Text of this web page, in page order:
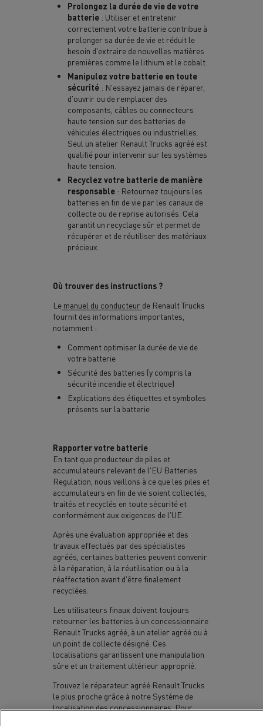
Prolongez la durée de vie de votre
batterie : Utiliser et entretenir
correctement votre batterie contribue à
prolonger sa durée de vie et réduit le
besoin d'extraire de nouvelles matières
premières comme le lithium et le cobalt.
Manipulez votre batterie en toute
sécurité : N'essayez jamais de réparer,
d'ouvrir ou de remplacer des
composants, câbles ou connecteurs
haute tension sur des batteries de
véhicules électriques ou industrielles.
Seul un atelier Renault Trucks agréé est
qualifié pour intervenir sur les systèmes
haute tension.
Recyclez votre batterie de manière
responsable : Retournez toujours les
batteries en fin de vie par les canaux de
collecte ou de reprise autorisés. Cela
garantit un recyclage sûr et permet de
récupérer et de réutiliser des matériaux
précieux.
Où trouver des instructions ?
Le manuel du conducteur de Renault Trucks
fournit des informations importantes,
notamment :
Comment optimiser la durée de vie de
votre batterie
Sécurité des batteries (y compris la
sécurité incendie et électrique)
Explications des étiquettes et symboles
présents sur la batterie
Rapporter votre batterie
En tant que producteur de piles et
accumulateurs relevant de l'EU Batteries
Regulation, nous veillons à ce que les piles et
accumulateurs en fin de vie soient collectés,
traités et recyclés en toute sécurité et
conformément aux exigences de l'UE.
Après une évaluation appropriée et des
travaux effectués par des spécialistes
agréés, certaines batteries peuvent convenir
à la réparation, à la réutilisation ou à la
réaffectation avant d'être finalement
recyclées.
Les utilisateurs finaux doivent toujours
retourner les batteries à un concessionnaire
Renault Trucks agréé, à un atelier agréé ou à
un point de collecte désigné. Ces
localisations garantissent une manipulation
sûre et un traitement ultérieur approprié.
Trouvez le réparateur agréé Renault Trucks
le plus proche grâce à notre Système de
localisation des concessionnaires. Pour